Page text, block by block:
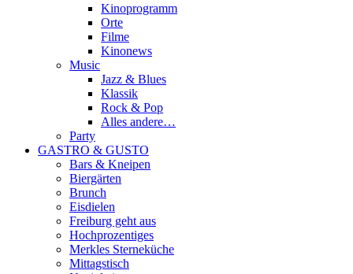
Kinoprogramm
Orte
Filme
Kinonews
Music
Jazz & Blues
Klassik
Rock & Pop
Alles andere…
Party
GASTRO & GUSTO
Bars & Kneipen
Biergärten
Brunch
Eisdielen
Freiburg geht aus
Hochprozentiges
Merkles Sterneküche
Mittagstisch